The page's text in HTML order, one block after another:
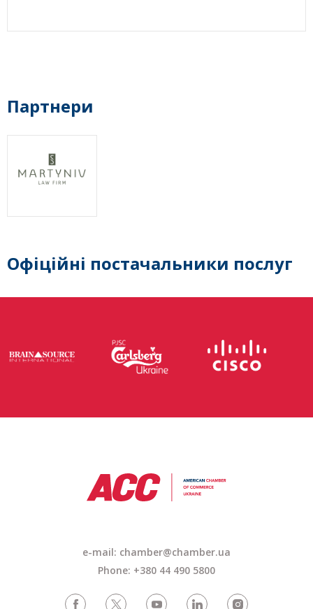
Партнери
Офіційні постачальники послуг
e-mail: chamber@chamber.ua
Phone: +380 44 490 5800